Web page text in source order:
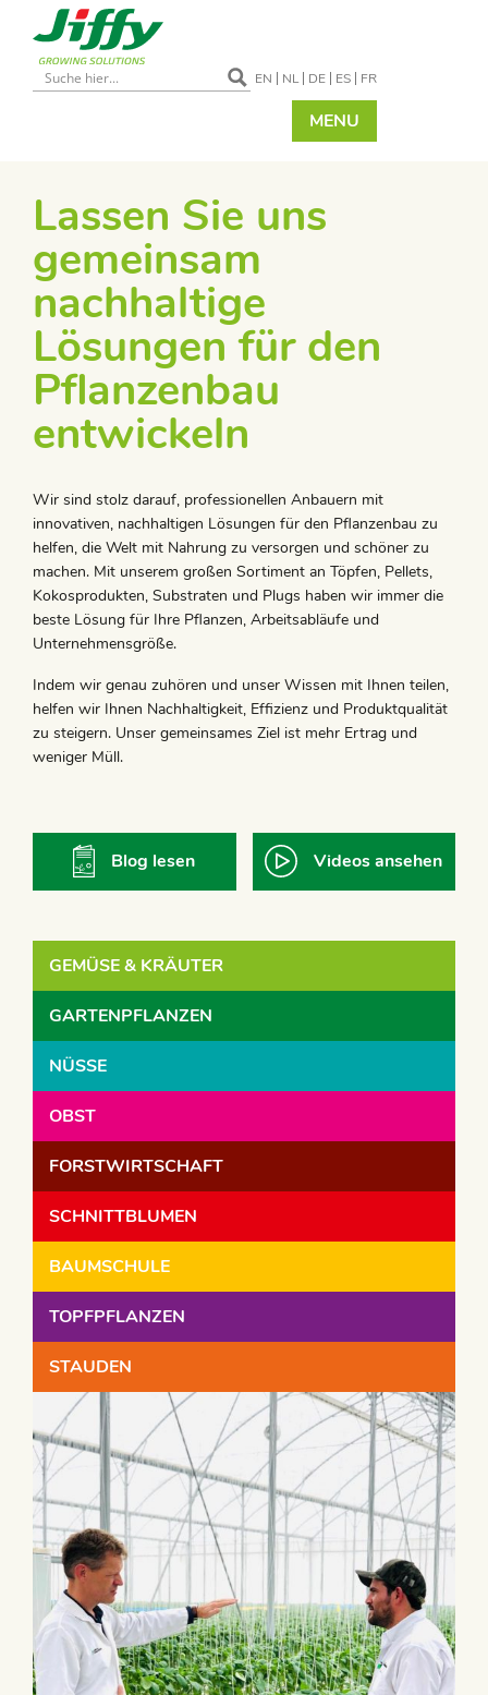
EN NL DE ES FR
MENU
Lassen Sie uns
gemeinsam
nachhaltige
Lösungen für den
Pflanzenbau
entwickeln
Wir sind stolz darauf, professionellen Anbauern mit
innovativen, nachhaltigen Lösungen für den Pflanzenbau zu
helfen, die Welt mit Nahrung zu versorgen und schöner zu
machen. Mit unserem großen Sortiment an Töpfen, Pellets,
Kokosprodukten, Substraten und Plugs haben wir immer die
beste Lösung für Ihre Pflanzen, Arbeitsabläufe und
Unternehmensgröße.
Indem wir genau zuhören und unser Wissen mit Ihnen teilen,
helfen wir Ihnen Nachhaltigkeit, Effizienz und Produktqualität
zu steigern. Unser gemeinsames Ziel ist mehr Ertrag und
weniger Müll.
Blog lesen Videos ansehen
GEMÜSE & KRÄUTER
GARTENPFLANZEN
NÜSSE
OBST
FORSTWIRTSCHAFT
SCHNITTBLUMEN
BAUMSCHULE
TOPFPFLANZEN
STAUDEN